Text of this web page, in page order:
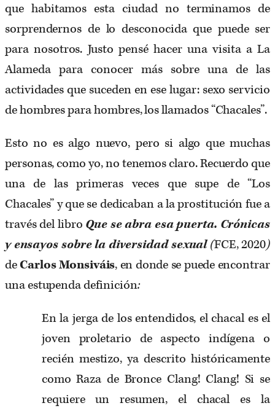
que habitamos esta ciudad no terminamos de
sorprendernos de lo desconocida que puede ser
para nosotros. Justo pensé hacer una visita a La
Alameda para conocer más sobre una de las
actividades que suceden en ese lugar: sexo servicio
de hombres para hombres, los llamados “Chacales”.
Esto no es algo nuevo, pero si algo que muchas
personas, como yo, no tenemos claro. Recuerdo que
una de las primeras veces que supe de “Los
Chacales” y que se dedicaban a la prostitución fue a
través del libro Que se abra esa puerta. Crónicas
y ensayos sobre la diversidad sexual(FCE, 2020)
deCarlos Monsiváis, en donde se puede encontrar
una estupenda definición:
En la jerga de los entendidos, el chacal es el
joven proletario de aspecto indígena o
recién mestizo, ya descrito históricamente
como Raza de Bronce Clang! Clang! Si se
requiere un resumen, el chacal es la